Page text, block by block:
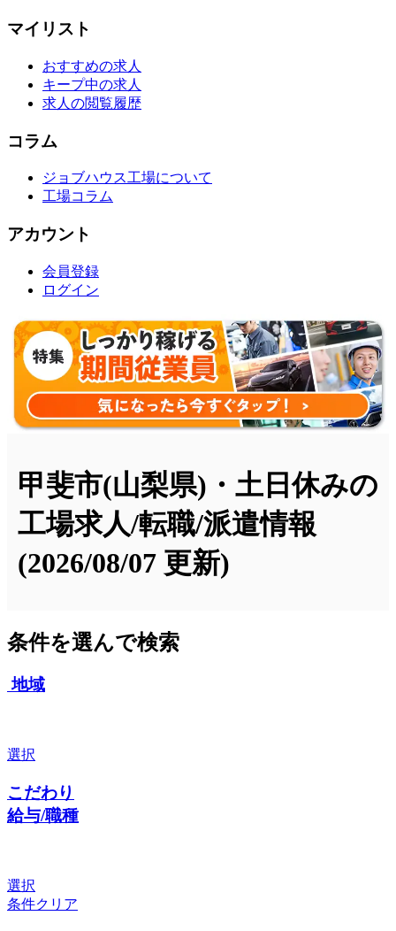
マイリスト
おすすめの求人
キープ中の求人
求人の閲覧履歴
コラム
ジョブハウス工場について
工場コラム
アカウント
会員登録
ログイン
甲斐市(山梨県)・土日休みの
工場求人/転職/派遣情報
(2026/08/07 更新)
条件を選んで検索
地域
選択
こだわり
給与/職種
選択
条件クリア